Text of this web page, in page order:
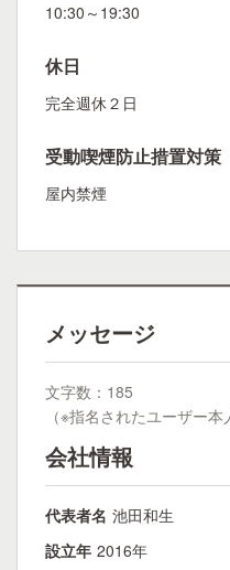
10:30～19:30
休日
完全週休２日
受動喫煙防止措置対策
屋内禁煙
メッセージ
文字数：185
（※指名されたユーザー
会社情報
代表者名 池田和生
設立年 2016年